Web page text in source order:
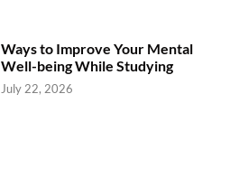
Ways to Improve Your Mental
Well-being While Studying
July 22, 2026